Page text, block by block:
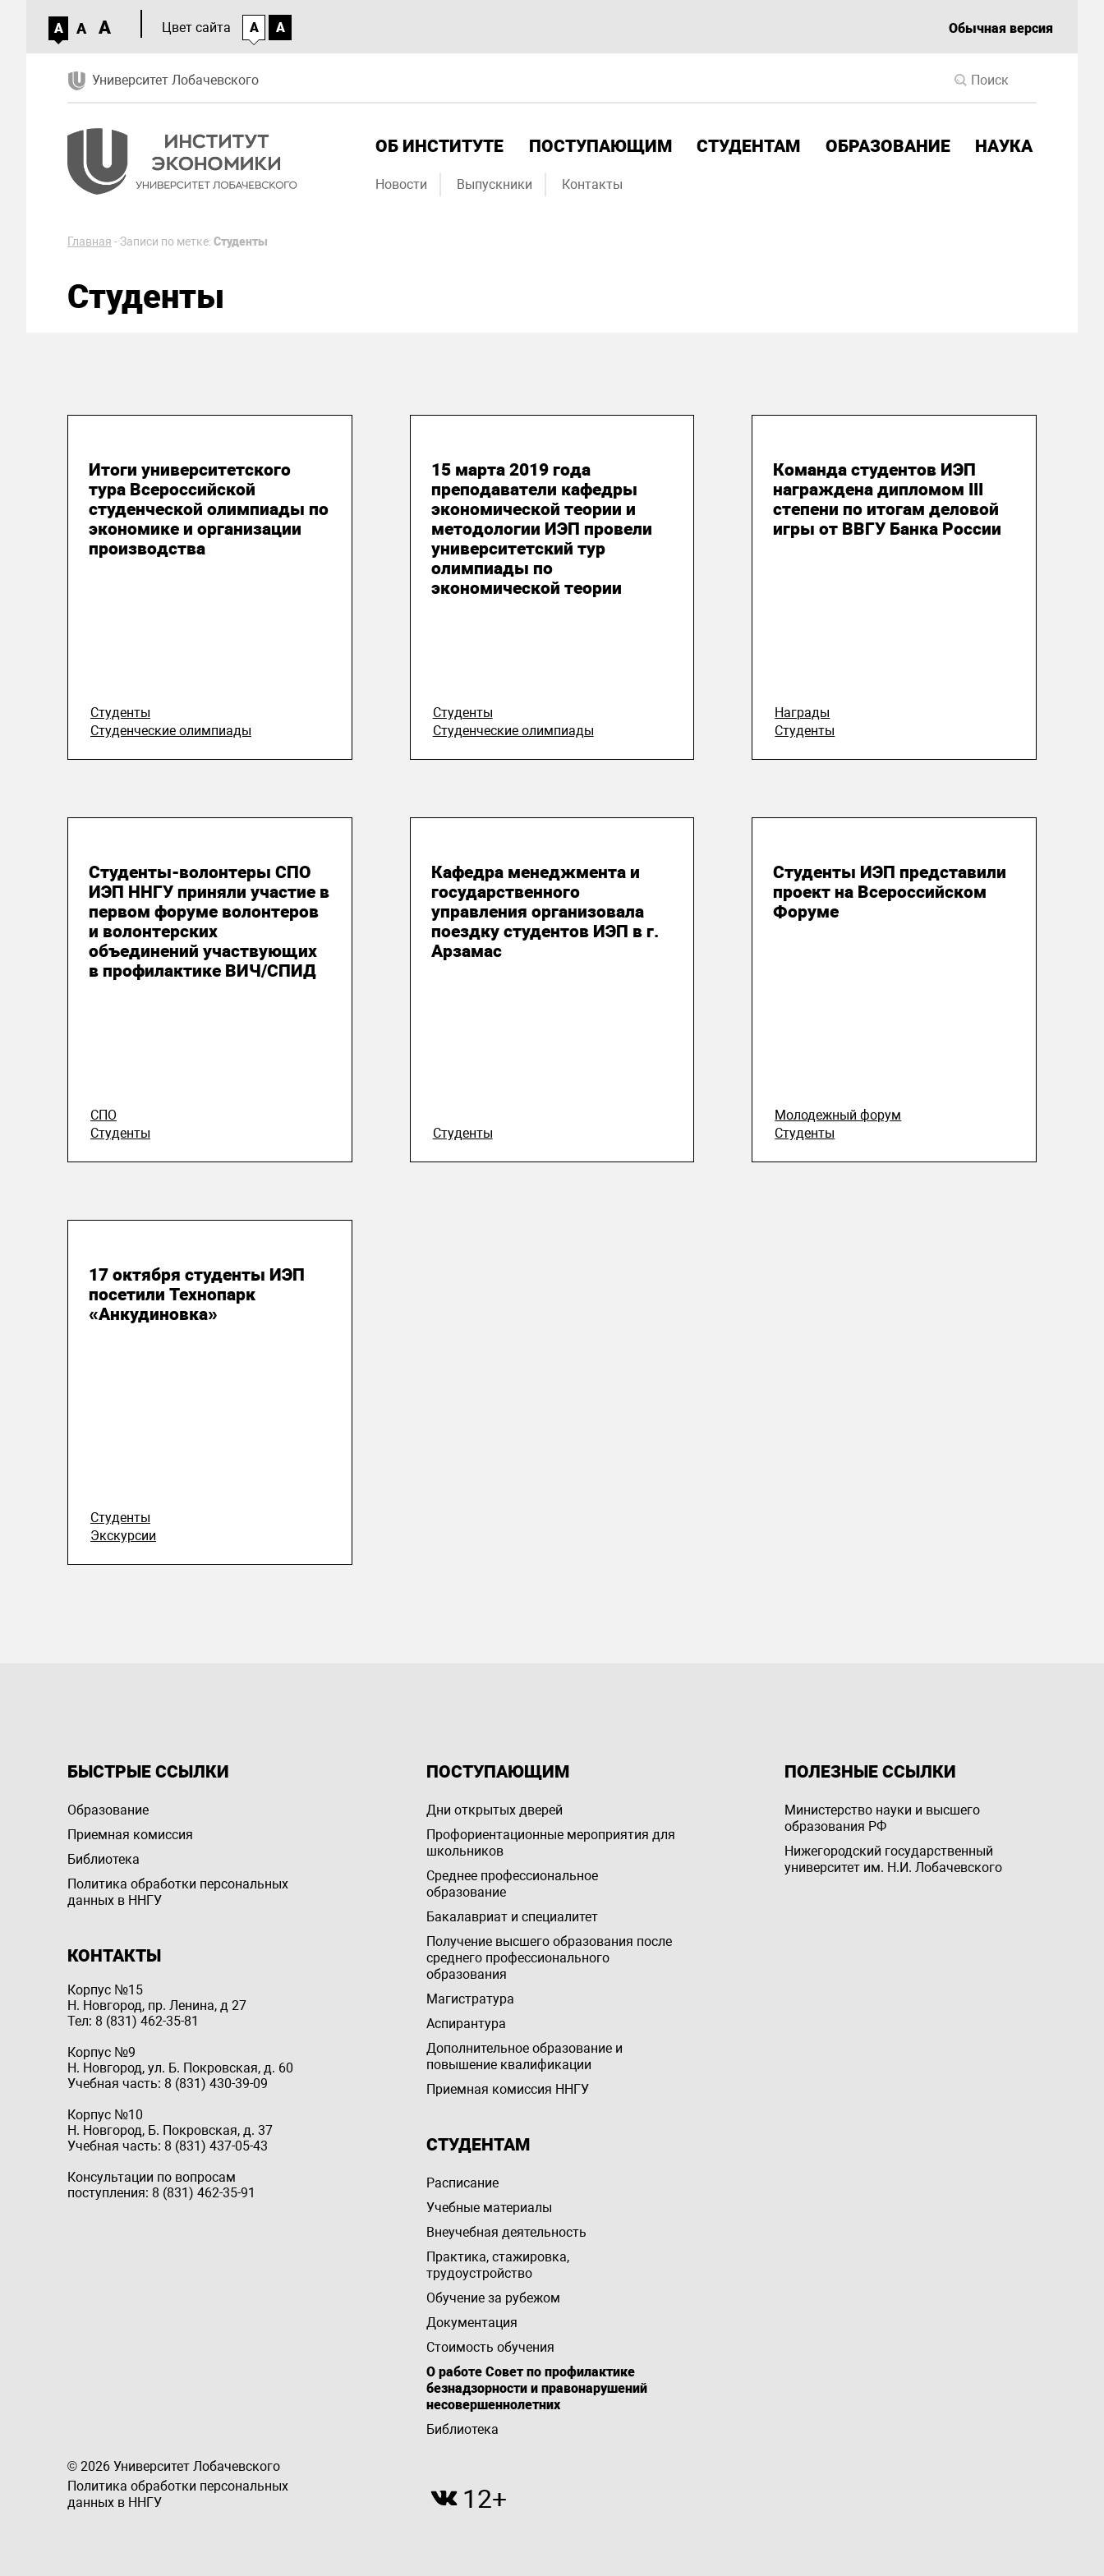
A A A Цвет сайта A A Обычная версия
Университет Лобачевского
ОБ ИНСТИТУТЕ ПОСТУПАЮЩИМ СТУДЕНТАМ ОБРАЗОВАНИЕ НАУКА
Новости Выпускники Контакты
Главная -Записи по метке: Студенты
Студенты
Итоги университетского
тура Всероссийской
студенческой олимпиады по
экономике и организации
производства
Студенты
Студенческие олимпиады
15 марта 2019 года
преподаватели кафедры
экономической теории и
методологии ИЭП провели
университетский тур
олимпиады по
экономической теории
Студенты
Студенческие олимпиады
Команда студентов ИЭП
награждена дипломом III
степени по итогам деловой
игры от ВВГУ Банка России
Награды
Студенты
Студенты-волонтеры СПО
ИЭП ННГУ приняли участие в
первом форуме волонтеров
и волонтерских
объединений участвующих
в профилактике ВИЧ/СПИД
СПО
Студенты
Кафедра менеджмента и
государственного
управления организовала
поездку студентов ИЭП в г.
Арзамас
Студенты
Студенты ИЭП представили
проект на Всероссийском
Форуме
Молодежный форум
Студенты
17 октября студенты ИЭП
посетили Технопарк
«Анкудиновка»
Студенты
Экскурсии
БЫСТРЫЕ ССЫЛКИ
Образование
Приемная комиссия
Библиотека
Политика обработки персональных
данных в ННГУ
КОНТАКТЫ
Корпус №15
Н. Новгород, пр. Ленина, д 27
Тел: 8 (831) 462-35-81
Корпус №9
Н. Новгород, ул. Б. Покровская, д. 60
Учебная часть: 8 (831) 430-39-09
Корпус №10
Н. Новгород, Б. Покровская, д. 37
Учебная часть: 8 (831) 437-05-43
Консультации по вопросам
поступления: 8 (831) 462-35-91
ПОСТУПАЮЩИМ
Дни открытых дверей
Профориентационные мероприятия для
школьников
Среднее профессиональное
образование
Бакалавриат и специалитет
Получение высшего образования после
среднего профессионального
образования
Магистратура
Аспирантура
Дополнительное образование и
повышение квалификации
Приемная комиссия ННГУ
СТУДЕНТАМ
Расписание
Учебные материалы
Внеучебная деятельность
Практика, стажировка,
трудоустройство
Обучение за рубежом
Документация
Стоимость обучения
О работе Совет по профилактике
безнадзорности и правонарушений
несовершеннолетних
Библиотека
ПОЛЕЗНЫЕ ССЫЛКИ
Министерство науки и высшего
образования РФ
Нижегородский государственный
университет им. Н.И. Лобачевского
© 2026 Университет Лобачевского
Политика обработки персональных
данных в ННГУ
12+